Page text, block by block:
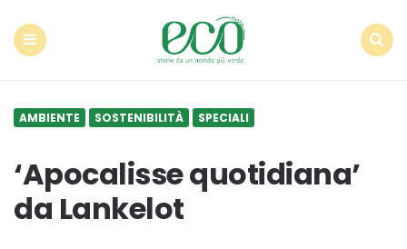
AMBIENTE SOSTENIBILITÀ SPECIALI
‘Apocalisse quotidiana’
da Lankelot